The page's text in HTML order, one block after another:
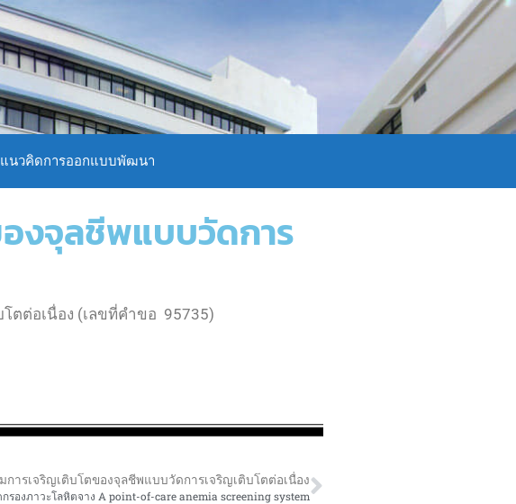
แนวคิดการออกแบบพัฒนา
องจุลชีพแบบวัดการ
ตต่อเนื่อง (เลขที่คำขอ 95735)
การเจริญเติบโตของจุลชีพแบบวัดการเจริญเติบโตต่อเนื่อง
รองภาวะโลหิตจาง A point-of-care anemia screening system